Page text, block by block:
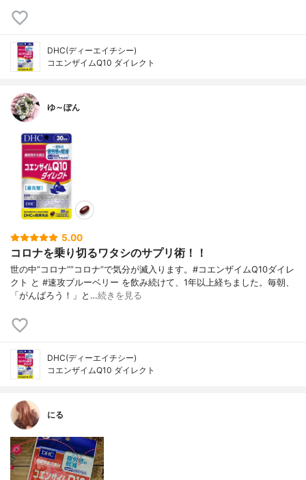
DHC(ディーエイチシー)
コエンザイムQ10 ダイレクト
ゆ～ぽん
5.00
コロナを乗り切るワタシのサプリ術！！
世の中”コロナ””コロナ”で気分が滅入ります。#コエンザイムQ10ダイレ
クト と #速攻ブルーベリー を飲み続けて、1年以上経ちました。毎朝、
「がんばろう！」と…続きを見る
DHC(ディーエイチシー)
コエンザイムQ10 ダイレクト
にる